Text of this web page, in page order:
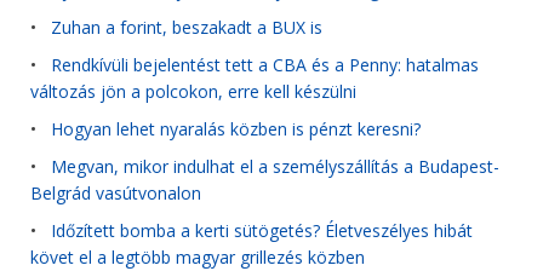
• Zuhan a forint, beszakadt a BUX is
• Rendkívüli bejelentést tett a CBA és a Penny: hatalmas
változás jön a polcokon, erre kell készülni
• Hogyan lehet nyaralás közben is pénzt keresni?
• Megvan, mikor indulhat el a személyszállítás a Budapest-
Belgrád vasútvonalon
• Időzített bomba a kerti sütögetés? Életveszélyes hibát
követ el a legtöbb magyar grillezés közben